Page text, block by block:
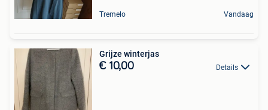
Tremelo Vandaag
Grijze winterjas
€ 10,00 Details